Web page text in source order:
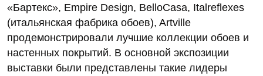
«Бартекс», Empire Design, BelloCasa, Italreflexes
(итальянская фабрика обоев), Artville
продемонстрировали лучшие коллекции обоев и
настенных покрытий. В основной экспозиции
выставки были представлены такие лидеры